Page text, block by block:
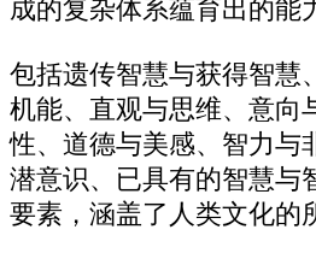
成的复杂体系蕴育出的能
包括遗传智慧与获得智慧
机能、直观与思维、意向
性、道德与美感、智力与
潜意识、已具有的智慧与
要素，涵盖了人类文化的